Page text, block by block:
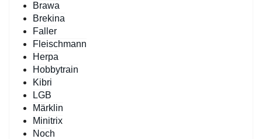
Brawa
Brekina
Faller
Fleischmann
Herpa
Hobbytrain
Kibri
LGB
Märklin
Minitrix
Noch